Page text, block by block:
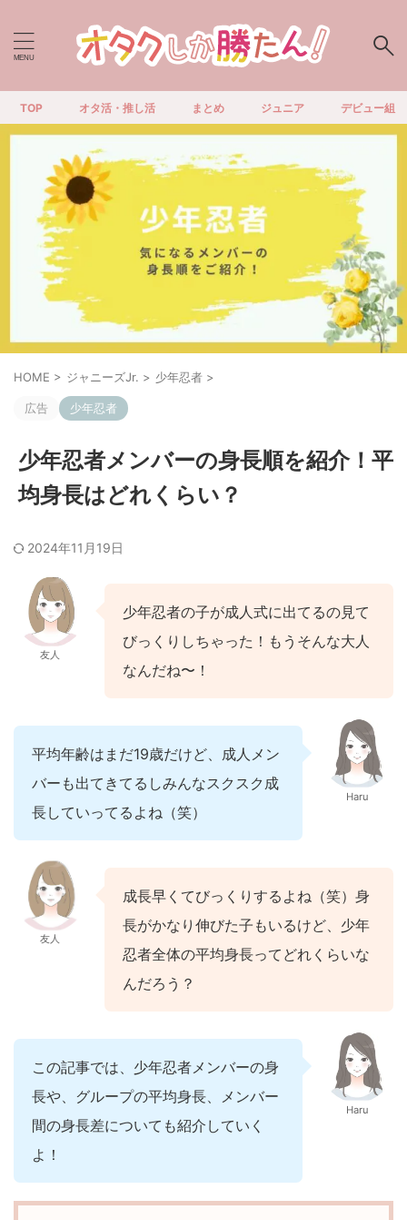
TOP オタ活・推し活 まとめ ジュニア デビュー組
HOME > ジャニーズJr. > 少年忍者 >
広告 少年忍者
少年忍者メンバーの身長順を紹介！平
均身長はどれくらい？
2024年11月19日
友人
少年忍者の子が成人式に出てるの見て
びっくりしちゃった！もうそんな大人
なんだね〜！
平均年齢はまだ19歳だけど、成人メン
バーも出てきてるしみんなスクスク成
長していってるよね（笑）
Haru
友人
成長早くてびっくりするよね（笑）身
長がかなり伸びた子もいるけど、少年
忍者全体の平均身長ってどれくらいな
んだろう？
この記事では、少年忍者メンバーの身
長や、グループの平均身長、メンバー
間の身長差についても紹介していく
よ！
Haru